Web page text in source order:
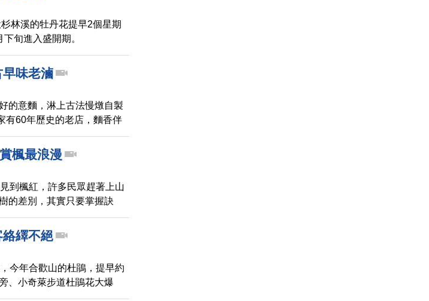
林溪的牡丹花提早2個星期
旬進入盛開期。
味老滷
的意麵，淋上古法慢燉自製
有60年歷史的老店，麵香伴
楓最浪漫
到楓紅，許多民眾趕著上山
的差別，其實只要掌握訣
繹不絕
今年合歡山的杜鵑，提早約
、小奇萊步道杜鵑花大爆
山腳下，會逐漸往山頂上